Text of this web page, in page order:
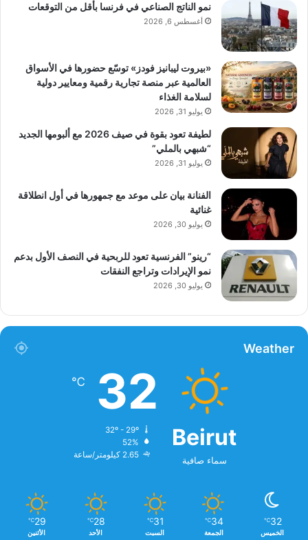
نمو الناتج الصناعي في فرنسا بأقل من التوقعات
أغسطس 6, 2026
«بيروت ليبانيز فودز» توسّع حضورها في الأسواق
العالمية عبر منصة تجارية رقمية ومعايير دولية
لسلامة الغذاء
يوليو 31, 2026
لطيفة تعود بقوة في صيف 2026 مع ألبومها الجديد
“شبهي بالملي”
يوليو 31, 2026
الفنانة بيان على موعد مع جمهورها في أول انطلاقة
غنائية
يوليو 30, 2026
“رينو” الفرنسية تعود للربحية في النصف الأول بدعم
نمو الإيرادات وتراجع النفقات
يوليو 30, 2026
Weather
Beirut
سماء صافية
32
℃
52%
2.65 كيلومتر/ساعة
32
℃
الخميس
34
℃
الجمعة
31
℃
السبت
28
℃
الأحد
29
℃
الأثنين